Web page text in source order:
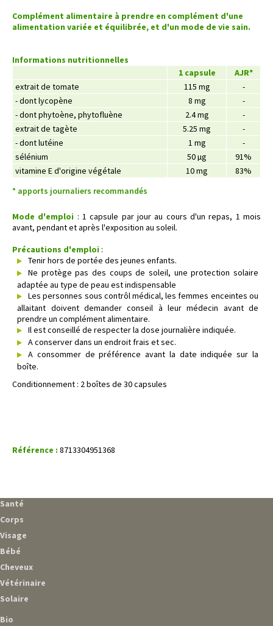
Complément alimentaire à prendre en complément d'une
alimentation variée et équilibrée, et d'un mode de vie sain.
Informations nutritionnelles
1 capsule
AJR*
extrait de tomate
115 mg
-
- dont lycopène
8 mg
-
- dont phytoène, phytofluène
2.4 mg
-
extrait de tagète
5.25 mg
-
- dont lutéine
1 mg
-
sélénium
50 µg
91%
vitamine E d'origine végétale
10 mg
83%
* apports journaliers recommandés
Mode d'emploi : 1 capsule par jour au cours d'un repas, 1 mois
avant, pendant et après l'exposition au soleil.
Précautions d'emploi :
Tenir hors de portée des jeunes enfants.
Ne protège pas des coups de soleil, une protection solaire
adaptée au type de peau est indispensable
Les personnes sous contrôl médical, les femmes enceintes ou
allaitant doivent demander conseil à leur médecin avant de
prendre un complément alimentaire.
Il est conseillé de respecter la dose journalière indiquée.
A conserver dans un endroit frais et sec.
A consommer de préférence avant la date indiquée sur la
boîte.
Conditionnement : 2 boîtes de 30 capsules
Référence : 8713304951368
Santé
Corps
Visage
Bébé
Cheveux
Vétérinaire
Solaire
Bio